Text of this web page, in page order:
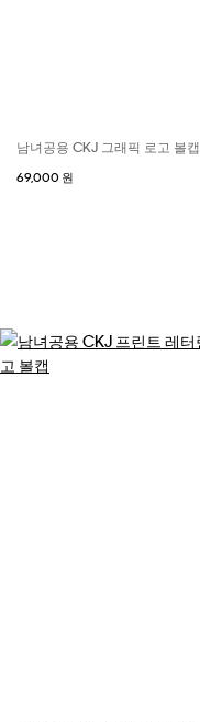
남녀공용 CKJ 그래픽 로고 볼캡
69,000 원